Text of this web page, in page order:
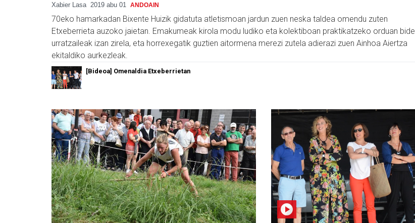
Xabier Lasa 2019 abu 01 ANDOAIN
70eko hamarkadan Bixente Huizik gidatuta atletismoan jardun zuen neska taldea omendu zuten
Etxeberrieta auzoko jaietan. Emakumeak kirola modu ludiko eta kolektiboan praktikatzeko orduan bide
urratzaileak izan zirela, eta horrexegatik guztien aitormena merezi zutela adierazi zuen Ainhoa Aiertza
ekitaldiko aurkezleak.
[Bideoa] Omenaldia Etxeberrietan